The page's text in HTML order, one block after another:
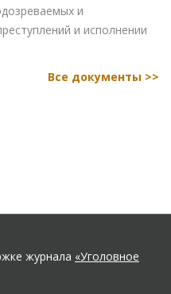
и
и исполнении
Все документы >>
журнала «Уголовное